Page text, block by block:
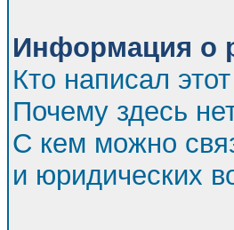
Информация о
Кто написал
Почему здесь
С кем можно
и юридических